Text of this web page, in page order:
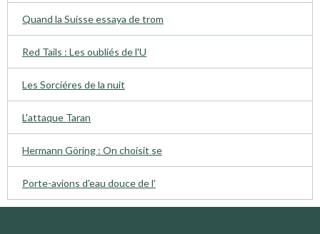
Quand la Suisse essaya de trom
Red Tails : Les oubliés de l'U
Les Sorciéres de la nuit
L'attaque Taran
Hermann Göring : On choisit se
Porte-avions d'eau douce de l'